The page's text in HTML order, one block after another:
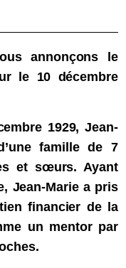
annonçons le
le 10 décembre
1929, Jean-
famille de 7
et sœurs. Ayant
Jean-Marie a pris
financier de la
un mentor par